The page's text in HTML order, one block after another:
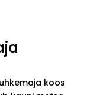
koos